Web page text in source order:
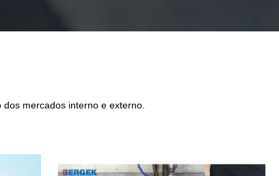
mercados interno e externo.